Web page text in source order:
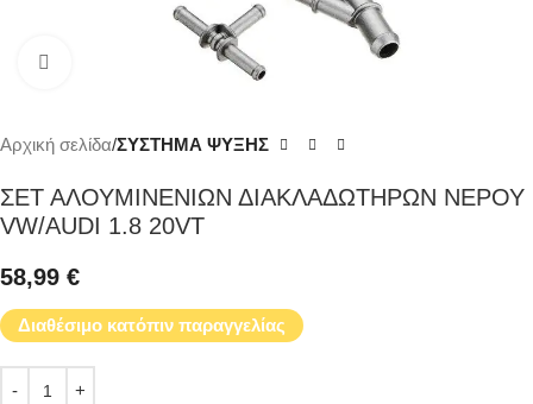
Κάντε κλικ για μεγέθυνση
Αρχική σελίδα ΣΥΣΤΗΜΑ ΨΥΞΗΣ
ΣΕΤ ΑΛΟΥΜΙΝΕΝΙΩΝ ΔΙΑΚΛΑΔΩΤΗΡΩΝ ΝΕΡΟΥ
VW/AUDI 1.8 20VT
58,99 €
Διαθέσιμο κατόπιν παραγγελίας